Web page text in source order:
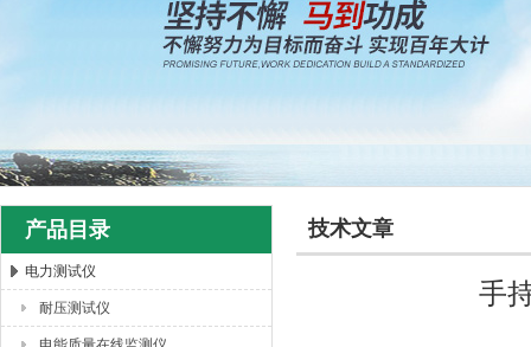
扬州海沃电气科技发展有限公司
产品目录
电力测试仪
耐压测试仪
技术文章
手